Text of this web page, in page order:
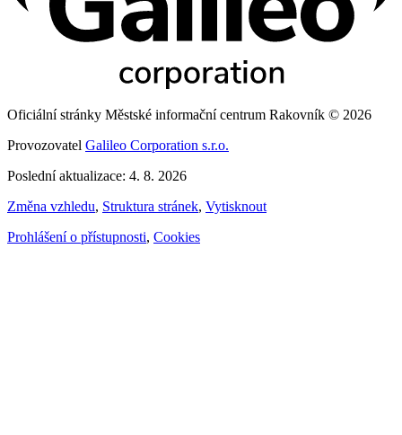
Oficiální stránky Městské informační centrum Rakovník © 2026
Provozovatel Galileo Corporation s.r.o.
Poslední aktualizace: 4. 8. 2026
Změna vzhledu, Struktura stránek, Vytisknout
Prohlášení o přístupnosti, Cookies